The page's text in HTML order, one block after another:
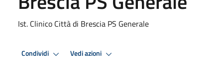
Ist. Clinico Città di Brescia PS Generale
Condividi Vedi azioni